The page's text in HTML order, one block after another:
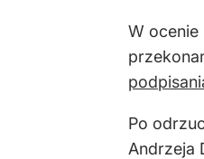
W
Po
Andrzeja